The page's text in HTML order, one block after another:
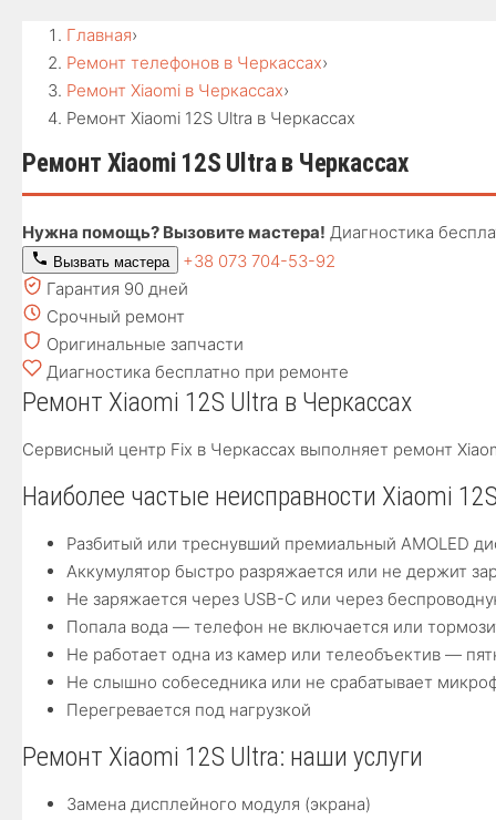
Главная›
Ремонт телефонов в Черкассах›
Ремонт Xiaomi в Черкассах›
Ремонт Xiaomi 12S Ultra в Черкассах
Ремонт Xiaomi 12S Ultra в Черкассах
Нужна помощь? Вызовите мастера! Диагностика
Вызвать мастера
+38 073 704-53-92
Гарантия 90 дней
Срочный ремонт
Оригинальные запчасти
Диагностика бесплатно при ремонте
Ремонт Xiaomi 12S Ultra в Черкассах
Сервисный центр Fix в Черкассах выполняет ремонт
Наиболее частые неисправности Xiaomi
Разбитый или треснувший премиальный AMOLED
Аккумулятор быстро разряжается или не держит
Не заряжается через USB-C или через
Попала вода — телефон не включается или
Не работает одна из камер или телеобъектив —
Не слышно собеседника или не срабатывает
Перегревается под нагрузкой
Ремонт Xiaomi 12S Ultra: наши услуги
Замена дисплейного модуля (экрана)